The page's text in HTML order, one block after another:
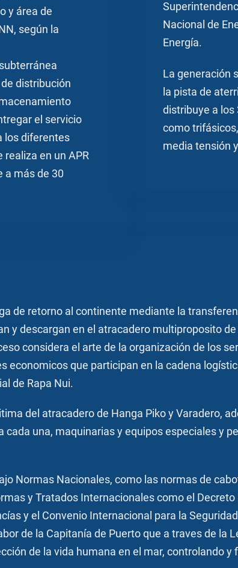
y área de
según la
distribución
el servicio
los diferentes
realiza en un APR
a más de 30
Nacional de
Energía.
La generación
la pista de
distribuye a
como
media tensión
de retorno al continente mediante la
y descargan en el atracadero multiproposito
considera el arte de la organización de los
economicos que participan en la cadena
de Rapa Nui.
del atracadero de Hanga Piko y Varadero,
una, maquinarias y equipos especiales y
Normas Nacionales, como las normas de
y Tratados Internacionales como el
y el Convenio Internacional para la
de la Capitanía de Puerto que a traves de la
de la vida humana en el mar, controlando